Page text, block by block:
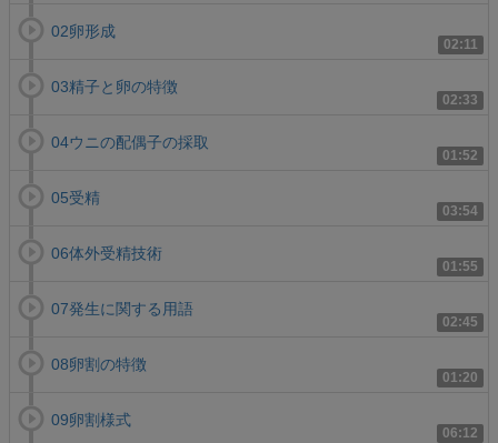
02:11
02卵形成
02:33
03精子と卵の特徴
01:52
04ウニの配偶子の採取
03:54
05受精
01:55
06体外受精技術
02:45
07発生に関する用語
01:20
08卵割の特徴
06:12
09卵割様式